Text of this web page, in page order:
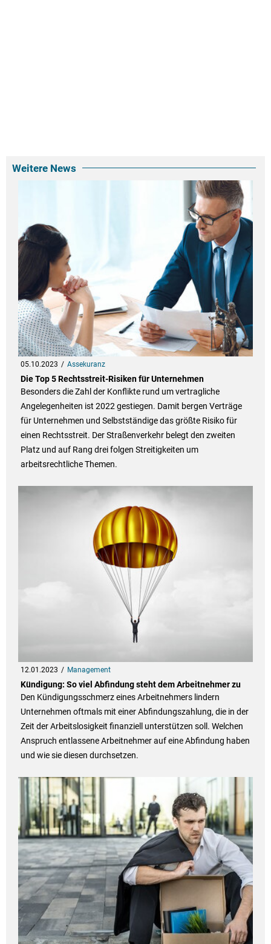
Weitere News
05.10.2023 Assekuranz
Die Top 5 Rechtsstreit-Risiken für Unternehmen
Besonders die Zahl der Konflikte rund um vertragliche
Angelegenheiten ist 2022 gestiegen. Damit bergen Verträge
für Unternehmen und Selbstständige das größte Risiko für
einen Rechtsstreit. Der Straßenverkehr belegt den zweiten
Platz und auf Rang drei folgen Streitigkeiten um
arbeitsrechtliche Themen.
12.01.2023 Management
Kündigung: So viel Abfindung steht dem Arbeitnehmer zu
Den Kündigungsschmerz eines Arbeitnehmers lindern
Unternehmen oftmals mit einer Abfindungszahlung, die in der
Zeit der Arbeitslosigkeit finanziell unterstützen soll. Welchen
Anspruch entlassene Arbeitnehmer auf eine Abfindung haben
und wie sie diesen durchsetzen.